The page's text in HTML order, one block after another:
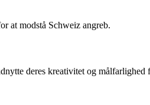
at modstå Schweiz angreb.
deres kreativitet og målfarlighed